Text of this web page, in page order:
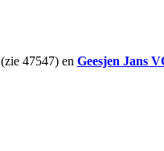
(zie 47547) en Geesjen Jans